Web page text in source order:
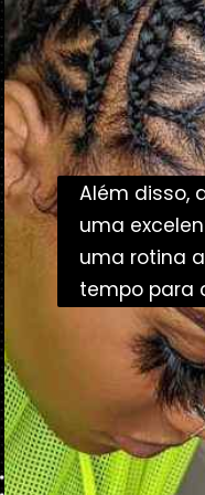
Além disso,
uma
uma rotina
tempo para
Além disso,
uma
uma rotina
tempo para